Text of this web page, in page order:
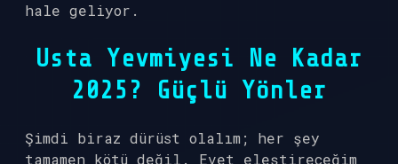
hale geliyor.
Usta Yevmiyesi Ne Kadar
2025? Güçlü Yönler
Şimdi biraz dürüst olalım; her şey
tamamen kötü değil. Evet eleştireceğim